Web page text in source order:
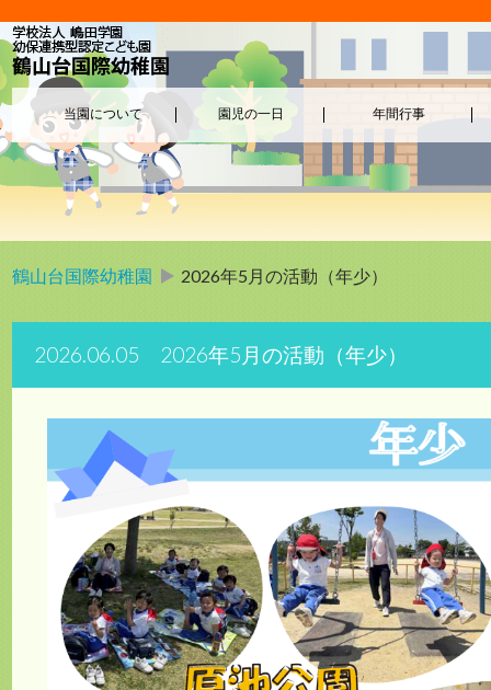
当園について 園児の一日 年間行事
鶴山台国際幼稚園 2026年5月の活動（年少）
2026.06.05 2026年5月の活動（年少）